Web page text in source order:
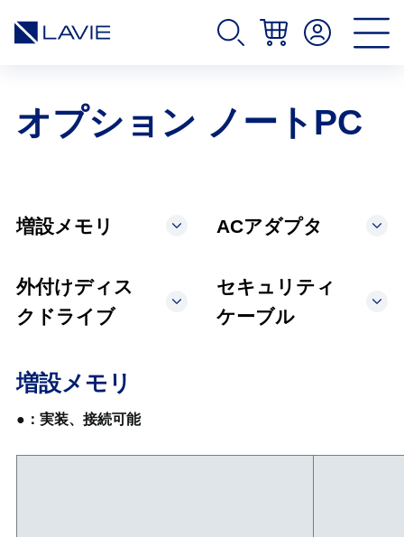
オプション ノートPC
増設メモリ ACアダプタ
外付けディス
クドライブ
セキュリティ
ケーブル
増設メモリ
●：実装、接続可能